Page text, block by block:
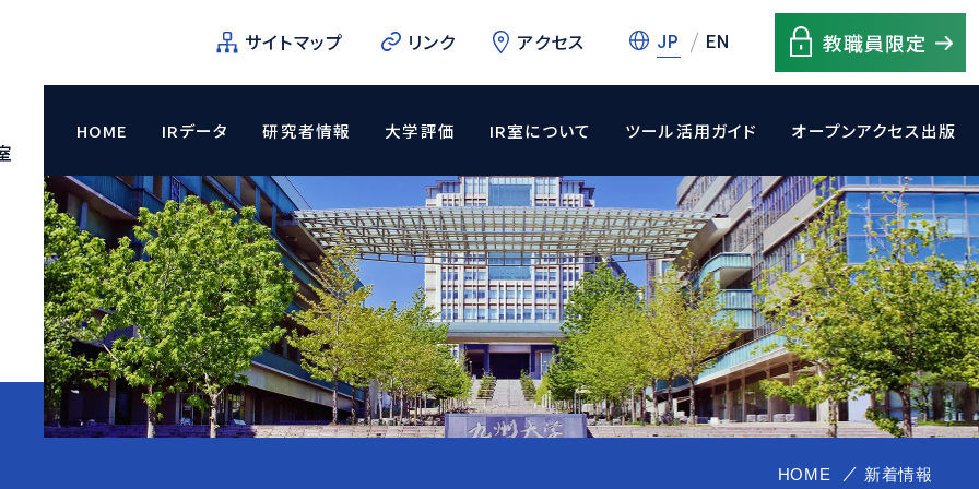
サイトマップ リンク アクセス JP EN 教職員限定
HOME IRデータ 研究者情報 大学評価 IR室について ツール活用ガイド オープンアクセス出版
HOME 新着情報